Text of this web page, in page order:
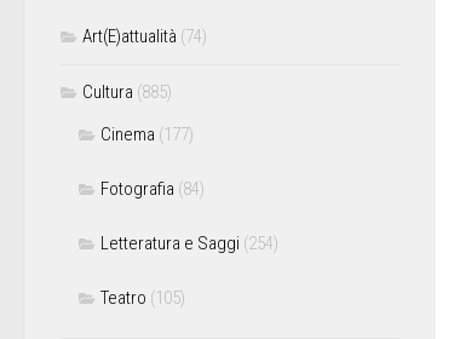
Art(E)attualità (74)
Cultura (885)
Cinema (177)
Fotografia (84)
Letteratura e Saggi (254)
Teatro (105)